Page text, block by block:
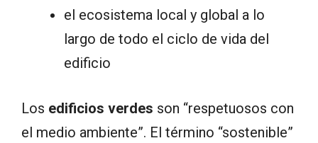
el ecosistema local y global a lo
largo de todo el ciclo de vida del
edificio
Los edificios verdes son “respetuosos con
el medio ambiente”. El término “sostenible”